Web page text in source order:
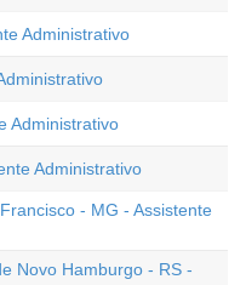
Administrativo
Administrativo
Administrativo
- MG - Assistente
Novo Hamburgo - RS -